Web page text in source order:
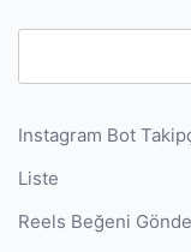
Instagram Bot
Liste
Reels Beğeni